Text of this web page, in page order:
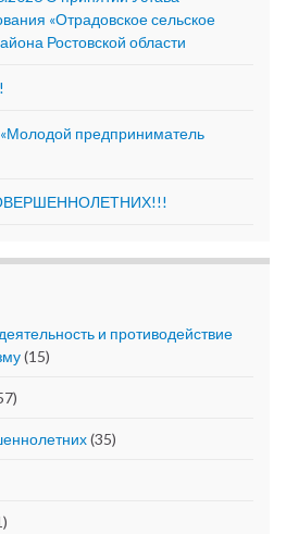
«Отрадовское сельское
Ростовской области
предприниматель
и противодействие
(15)
(35)